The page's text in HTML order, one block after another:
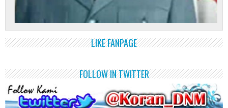
LIKE FANPAGE
FOLLOW IN TWITTER